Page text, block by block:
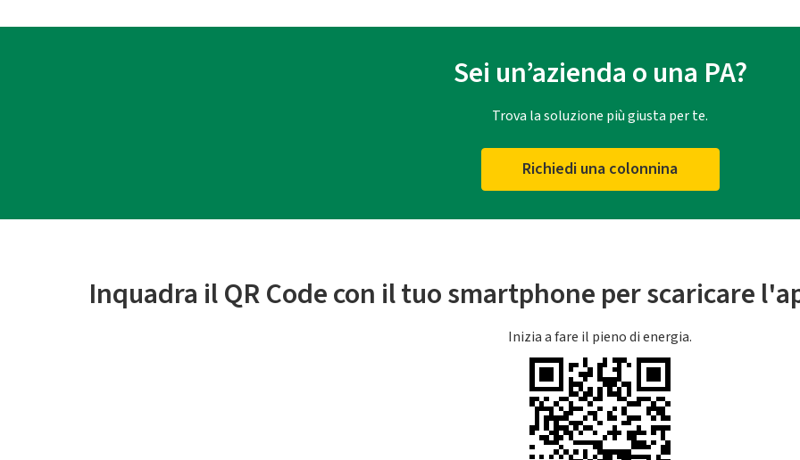
Sei un’azienda o una PA?
Trova la soluzione più giusta per te.
Richiedi una colonnina
Inquadra il QR Code con il tuo smartphone per scaricare
Inizia a fare il pieno di energia.